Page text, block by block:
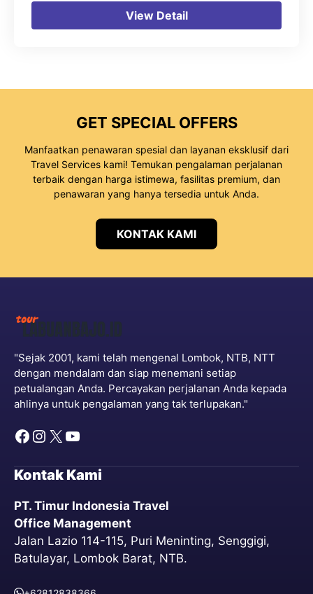
View Detail
GET SPECIAL OFFERS
Manfaatkan penawaran spesial dan layanan eksklusif dari
Travel Services kami! Temukan pengalaman perjalanan
terbaik dengan harga istimewa, fasilitas premium, dan
penawaran yang hanya tersedia untuk Anda.
KONTAK KAMI
"Sejak 2001, kami telah mengenal Lombok, NTB, NTT
dengan mendalam dan siap menemani setiap
petualangan Anda. Percayakan perjalanan Anda kepada
ahlinya untuk pengalaman yang tak terlupakan."
Kontak Kami
PT. Timur Indonesia Travel
Office Management
Jalan Lazio 114-115, Puri Meninting, Senggigi,
Batulayar, Lombok Barat, NTB.